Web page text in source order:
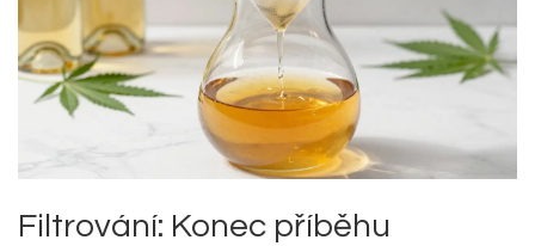
Filtrování: Konec příběhu